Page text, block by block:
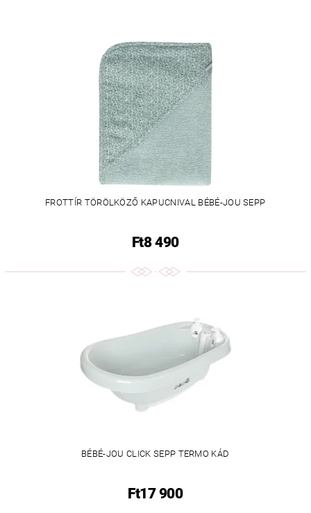
FROTTÍR TÖRÖLKÖZŐ KAPUCNIVAL BÉBÉ-JOU SEPP
Ft8 490
BÉBÉ-JOU CLICK SEPP TERMO KÁD
Ft17 900